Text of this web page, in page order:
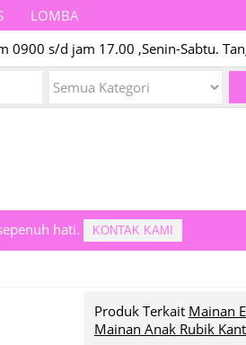
LOMBA
0900 s/d jam 17.00 ,Senin-Sabtu.
hati. KONTAK KAMI
Produk Terkait Mainan
Mainan Anak Rubik